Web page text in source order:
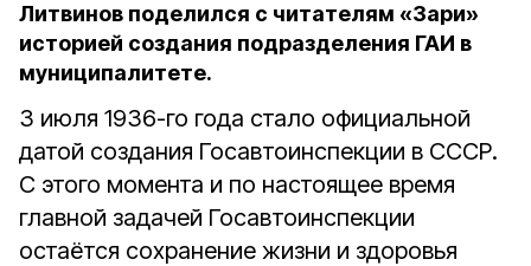
Литвинов поделился с читателям «Зари»
историей создания подразделения ГАИ в
муниципалитете.
3 июля 1936-го года стало официальной
датой создания Госавтоинспекции в СССР.
С этого момента и по настоящее время
главной задачей Госавтоинспекции
остаётся сохранение жизни и здоровья